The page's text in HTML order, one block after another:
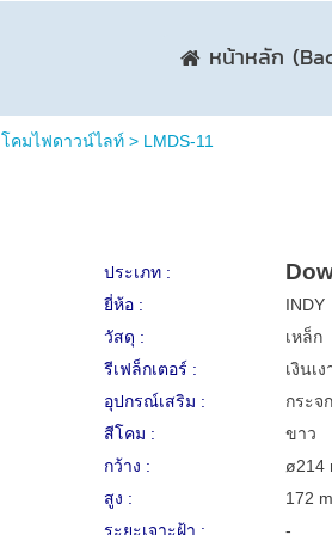
หน้าหลัก
โคมไฟดาวน์ไลท์> LMDS-11
ประเภท :
ยี่ห้อ :
INDY
วัสดุ :
เหล็ก
รีเฟล็กเตอร์ :
เงินเ
อุปกรณ์เสริม :
กระจ
สีโคม :
ขาว
กว้าง :
ø214
สูง :
172
ระยะเจาะฝ้า :
-